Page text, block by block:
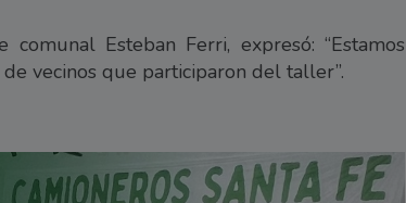
Esteban Ferri, expresó: “Estamos
vecinos que participaron del taller”.